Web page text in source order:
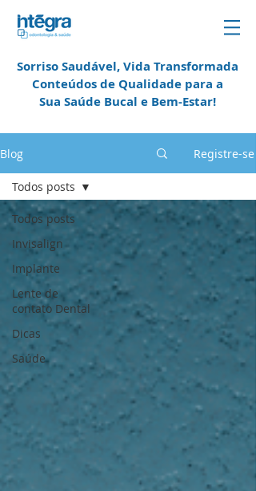
Sorriso Saudável, Vida Transformada
Conteúdos de Qualidade para a
Sua Saúde Bucal e Bem-Estar!
Blog Registre-se
Todos posts
Invisalign
Implante
Lente de
contato Dental
Dicas
Saúde
Todos posts